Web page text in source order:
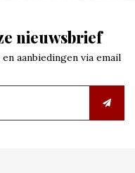
nieuwsbrief
aanbiedingen via email